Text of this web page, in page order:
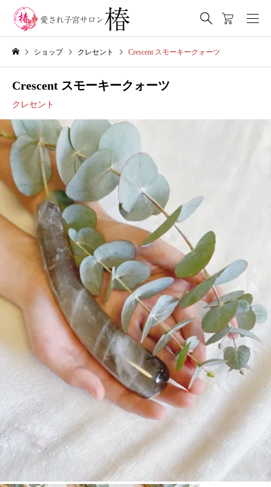
ショップ クレセント Crescent スモーキークォーツ
Crescent スモーキークォーツ
クレセント